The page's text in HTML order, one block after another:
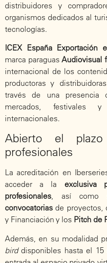
distribuidores y
organismos dedicados al
tecnologías.
ICEX España Exportación
marca paraguasAudiovisual
internacional de los
productoras y
través de una presencia
mercados, festivales
internacionales.
Abierto el plazo
profesionales
La acreditación en
acceder a la exclusiva
profesionales, así como
convocatorias de proyectos,
y Financiación y los Pitch de
Además, en su modalidad
birddisponibles hasta el 15